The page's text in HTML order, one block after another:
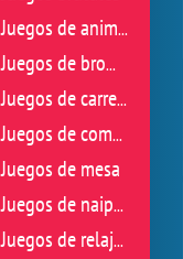
Juegos de animales
Juegos de broma
Juegos de carreras
Juegos de combate
Juegos de mesa
Juegos de naipes
Juegos de relajación